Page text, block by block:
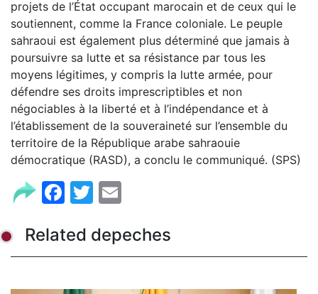
projets de l’État occupant marocain et de ceux qui le
soutiennent, comme la France coloniale. Le peuple
sahraoui est également plus déterminé que jamais à
poursuivre sa lutte et sa résistance par tous les
moyens légitimes, y compris la lutte armée, pour
défendre ses droits imprescriptibles et non
négociables à la liberté et à l’indépendance et à
l’établissement de la souveraineté sur l’ensemble du
territoire de la République arabe sahraouie
démocratique (RASD), a conclu le communiqué. (SPS)
Facebook
Twitter
Related depeches